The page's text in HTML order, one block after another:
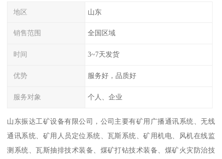
地区 山东
销售范围 全国区域
时间 3~7天发货
优势 服务好，品质好
服务对象 个人、企业
山东振达工矿设备有限公司，公司主要有矿用广播通讯系统、无线
通讯系统、矿用人员定位系统、瓦斯系统、矿用机电、风机在线监
测系统、瓦斯抽排技术装备、煤矿打钻技术装备、煤矿火灾防治技